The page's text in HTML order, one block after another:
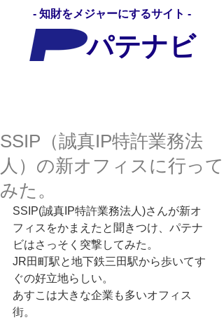
- 知財をメジャーにするサイト -
パテナビ
SSIP（誠真IP特許業務法
人）の新オフィスに行って
みた。
SSIP(誠真IP特許業務法人)さんが新オ
フィスをかまえたと聞きつけ、パテナ
ビはさっそく突撃してみた。
JR田町駅と地下鉄三田駅から歩いてす
ぐの好立地らしい。
あすこは大きな企業も多いオフィス
街。